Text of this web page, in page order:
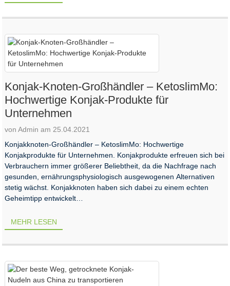
Konjak-Knoten-Großhändler – KetoslimMo:
Hochwertige Konjak-Produkte für
Unternehmen
von Admin am 25.04.2021
Konjakknoten-Großhändler – KetoslimMo: Hochwertige
Konjakprodukte für Unternehmen. Konjakprodukte erfreuen sich bei
Verbrauchern immer größerer Beliebtheit, da die Nachfrage nach
gesunden, ernährungsphysiologisch ausgewogenen Alternativen
stetig wächst. Konjakknoten haben sich dabei zu einem echten
Geheimtipp entwickelt…
MEHR LESEN